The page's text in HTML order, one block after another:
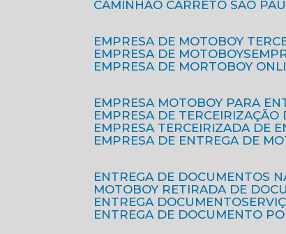
CAMINHÃO CARRETO SÃO
EMPRESA DE MOTOBOY
EMPRESA DE MOTOBOYS
EMPRESA DE MORTOBOY
EMPRESA MOTOBOY PARA
EMPRESA DE
EMPRESA TERCEIRIZADA DE
EMPRESA DE ENTREGA DE
ENTREGA DE DOCUMENTOS
MOTOBOY RETIRADA DE
ENTREGA DOCUMENTO
ENTREGA DE DOCUMENTO